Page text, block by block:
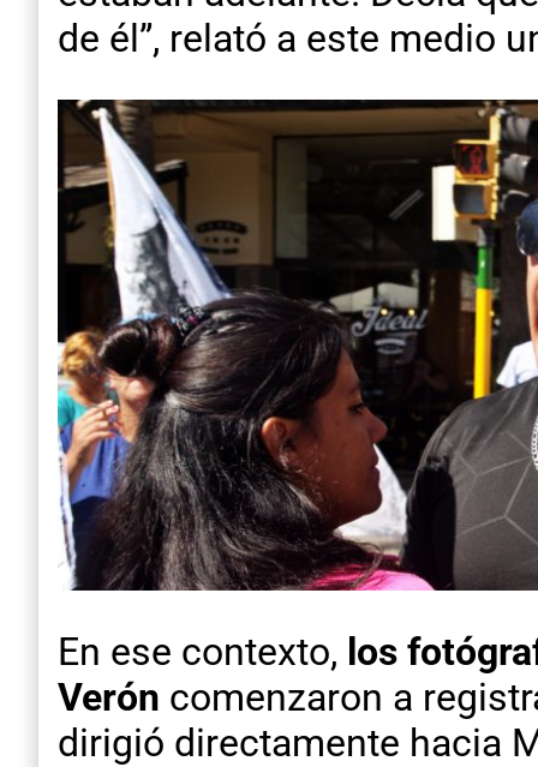
de él”, relató a este medio
En ese contexto, los
Verón comenzaron a
dirigió directamente hacia